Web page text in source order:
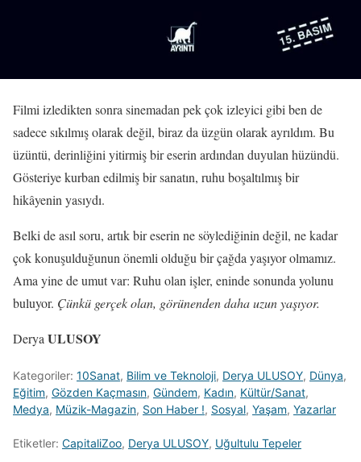
Filmi izledikten sonra sinemadan pek çok izleyici gibi ben de
sadece sıkılmış olarak değil, biraz da üzgün olarak ayrıldım. Bu
üzüntü, derinliğini yitirmiş bir eserin ardından duyulan hüzündü.
Gösteriye kurban edilmiş bir sanatın, ruhu boşaltılmış bir
hikâyenin yasıydı.
Belki de asıl soru, artık bir eserin ne söylediğinin değil, ne kadar
çok konuşulduğunun önemli olduğu bir çağda yaşıyor olmamız.
Ama yine de umut var: Ruhu olan işler, eninde sonunda yolunu
buluyor. Çünkü gerçek olan, görünenden daha uzun yaşıyor.
Derya ULUSOY
Kategoriler: 10Sanat, Bilim ve Teknoloji, Derya ULUSOY, Dünya,
Eğitim, Gözden Kaçmasın, Gündem, Kadın, Kültür/Sanat,
Medya, Müzik-Magazin, Son Haber !, Sosyal, Yaşam, Yazarlar
Etiketler: CapitaliZoo, Derya ULUSOY, Uğultulu Tepeler